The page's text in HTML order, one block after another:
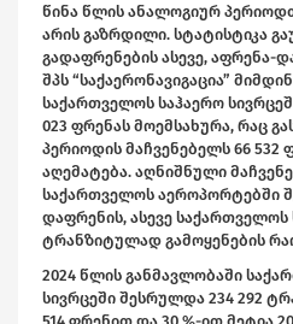
წინა წლის ანალოგიურ
არის გაზრდილი. სტატისტიკა
გადაფრენების ასევე,
შპს “საქაერონავიგაცია”
საქართველოს საჰაერო
023 ფრენას მოემსახურა, რაც
პერიოდის მაჩვენებელს 66 532
აღემატება. აღნიშნული
საქართველოს აეროპორტებში
დაფრენის, ასევე საქართველოს
ტრანზიტულად გამოყენების
2024 წლის განმავლობაში
სივრცეში შესრულდა 234 292